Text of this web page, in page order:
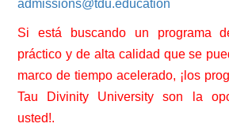
admissions@tdu.education
Si está buscando un programa
práctico y de alta calidad que se
marco de tiempo acelerado, ¡los
Tau Divinity University son la
usted!.